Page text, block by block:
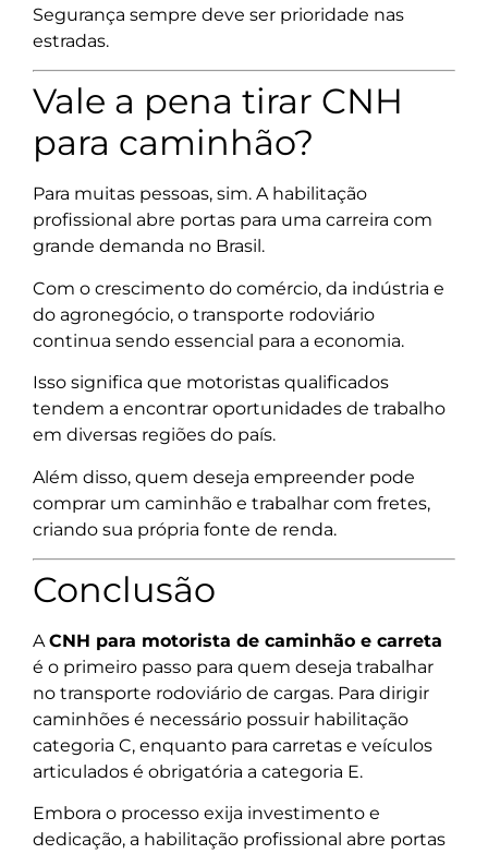
Segurança sempre deve ser prioridade nas
estradas.
Vale a pena tirar CNH
para caminhão?
Para muitas pessoas, sim. A habilitação
profissional abre portas para uma carreira com
grande demanda no Brasil.
Com o crescimento do comércio, da indústria e
do agronegócio, o transporte rodoviário
continua sendo essencial para a economia.
Isso significa que motoristas qualificados
tendem a encontrar oportunidades de trabalho
em diversas regiões do país.
Além disso, quem deseja empreender pode
comprar um caminhão e trabalhar com fretes,
criando sua própria fonte de renda.
Conclusão
ACNH para motorista de caminhão e carreta
é o primeiro passo para quem deseja trabalhar
no transporte rodoviário de cargas. Para dirigir
caminhões é necessário possuir habilitação
categoria C, enquanto para carretas e veículos
articulados é obrigatória a categoria E.
Embora o processo exija investimento e
dedicação, a habilitação profissional abre portas